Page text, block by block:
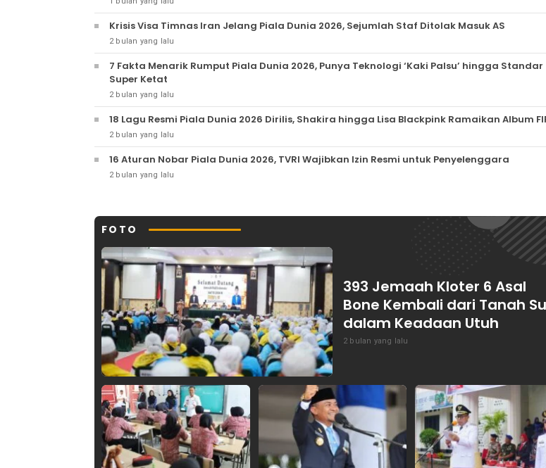
Krisis Visa Timnas Iran Jelang Piala Dunia 2026, Sejumlah Staf Ditolak Masuk AS
2 bulan yang lalu
7 Fakta Menarik Rumput Piala Dunia 2026, Punya Teknologi ‘Kaki Palsu’ hingga Standar
Super Ketat
2 bulan yang lalu
18 Lagu Resmi Piala Dunia 2026 Dirilis, Shakira hingga Lisa Blackpink Ramaikan Album
2 bulan yang lalu
16 Aturan Nobar Piala Dunia 2026, TVRI Wajibkan Izin Resmi untuk Penyelenggara
2 bulan yang lalu
FOTO
393 Jemaah Kloter 6 Asal
Bone Kembali dari Tanah
dalam Keadaan Utuh
2 bulan yang lalu